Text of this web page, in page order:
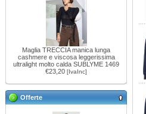
Maglia TRECCIA manica lunga
cashmere e viscosa leggerissima
ultralight molto calda SUBLYME 1469
€23,20 [IvaInc]
Offerte